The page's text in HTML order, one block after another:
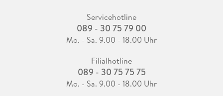
Servicehotline
089 - 30 75 79 00
Mo. - Sa. 9.00 - 18.00 Uhr
Filialhotline
089 - 30 75 75 75
Mo. - Sa. 9.00 - 18.00 Uhr